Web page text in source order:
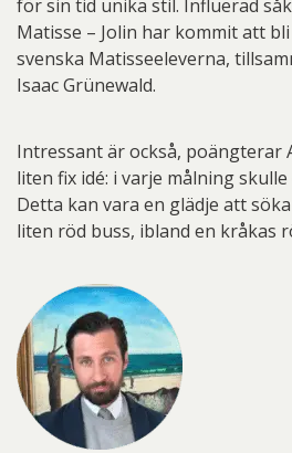
för sin tid unika stil. Influerad
Matisse – Jolin har kommit att
svenska Matisseeleverna,
Isaac Grünewald.
Intressant är också, poängterar
liten fix idé: i varje målning
Detta kan vara en glädje att
liten röd buss, ibland en kråkas